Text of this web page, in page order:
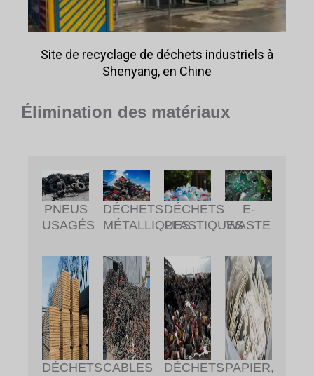
Site de recyclage de déchets industriels à
Shenyang, en Chine
Élimination des matériaux
PNEUS
USAGÉS
DÉCHETS
MÉTALLIQUES
DÉCHETS
PLASTIQUES
E-
WASTE
DÉCHETSCABLES
DÉCHETSPAPIER,